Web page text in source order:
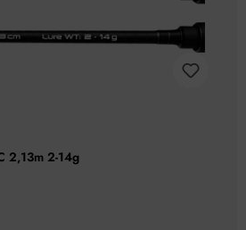
2,13m 2-14g